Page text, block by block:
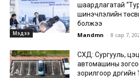
Мэдээ
шаардлагатай
шинэчлэлийн
болжээ
Mandmn - 8 сар 7,
СХД: Сургууль,
автомашины
зорилгоор